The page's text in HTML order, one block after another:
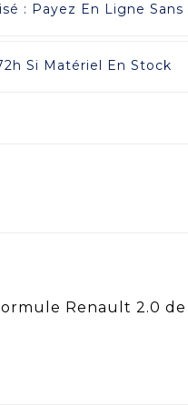
: Payez En Ligne Sans
Si Matériel En Stock
Renault 2.0